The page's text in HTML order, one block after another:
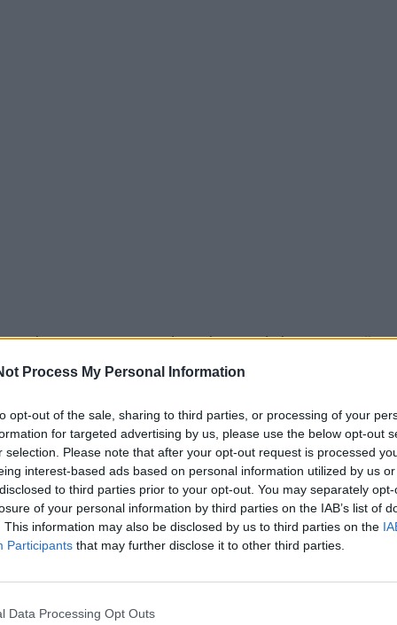
Process My Personal Information
opt-out of the sale, sharing to third parties, or processing of your
for targeted advertising by us, please use the below opt-out
selection. Please note that after your opt-out request is processed
interest-based ads based on personal information utilized by us
to third parties prior to your opt-out. You may separately
of your personal information by third parties on the IAB’s list of
This information may also be disclosed by us to third parties on the
Participants that may further disclose it to other third parties.
Data Processing Opt Outs
kosmoso maistas daugeliui atrodė kaip scena iš
šiandien tai – sparčiai auganti aukštųjų technologijų
užtikrinti visavertę mitybą itin sudėtingomis
kad kosmose naudojamas maistas negali būti skanus, o
Tačiau tai pasenęs mitas, kilęs iš „Mercury“ ir
maistą spausdavo iš tūbelių. Šiandien maistas
stotyje (TKS) yra labai įvairus ir, pasak astronautų,
technologijos universiteto (KTU) Maisto